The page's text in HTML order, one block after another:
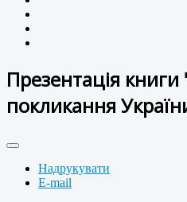
Презентація книги
покликання
Надрукувати
E-mail